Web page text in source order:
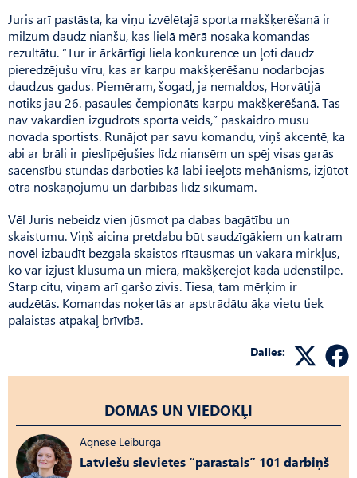
Juris arī pastāsta, ka viņu izvēlētajā sporta makšķerēšanā ir
milzum daudz nianšu, kas lielā mērā nosaka komandas
rezultātu. “Tur ir ārkārtīgi liela konkurence un ļoti daudz
pieredzējušu vīru, kas ar karpu makšķerēšanu nodarbojas
daudzus gadus. Piemēram, šogad, ja nemaldos, Horvātijā
notiks jau 26. pasaules čempionāts karpu makšķerēšanā. Tas
nav vakardien izgudrots sporta veids,” paskaidro mūsu
novada sportists. Runājot par savu komandu, viņš akcentē, ka
abi ar brāli ir pieslīpējušies līdz niansēm un spēj visas garās
sacensību stundas darboties kā labi ieeļots mehānisms, izjūtot
otra noskaņojumu un darbības līdz sīkumam.
Vēl Juris nebeidz vien jūsmot pa dabas bagātību un
skaistumu. Viņš aicina pretdabu būt saudzīgākiem un katram
novēl izbaudīt bezgala skaistos rītausmas un vakara mirkļus,
ko var izjust klusumā un mierā, makšķerējot kādā ūdenstilpē.
Starp citu, viņam arī garšo zivis. Tiesa, tam mērķim ir
audzētās. Komandas noķertās ar apstrādātu āķa vietu tiek
palaistas atpakaļ brīvībā.
Dalies:
DOMAS UN VIEDOKĻI
Agnese Leiburga
Latviešu sievietes “parastais” 101 darbiņš